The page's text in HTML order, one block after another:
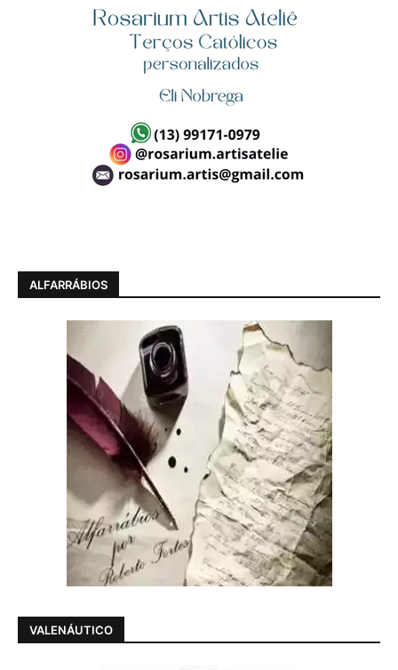
ALFARRÁBIOS
VALENÁUTICO